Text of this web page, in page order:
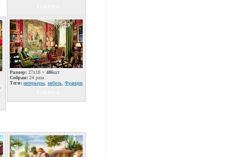
Размер: 27x18 = 486шт
Собран: 24 раза
Теги: интерьеры мебель Франция